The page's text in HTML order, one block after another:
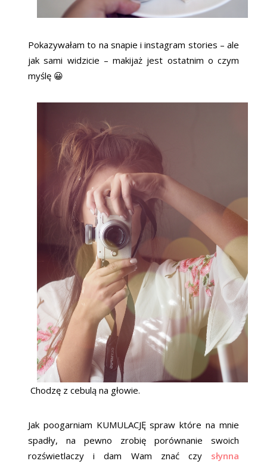
Pokazywałam to na snapie i instagram stories – ale
jak sami widzicie – makijaż jest ostatnim o czym
myślę 😀
Chodzę z cebulą na głowie.
Jak poogarniam KUMULACJĘ spraw które na mnie
spadły, na pewno zrobię porównanie swoich
rozświetlaczy i dam Wam znać czy słynna